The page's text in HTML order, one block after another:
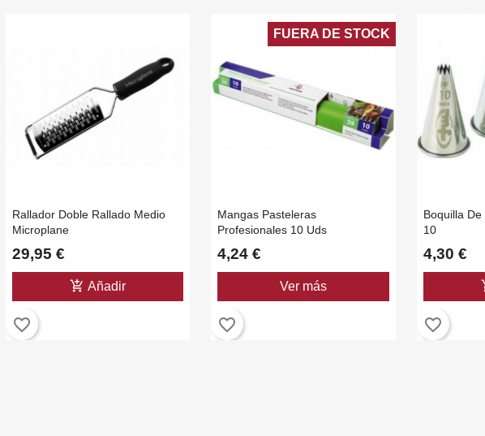
Rallador Doble Rallado Medio
Microplane
29,95 €
add_shopping_cart Añadir
favorite_border
Mangas Pasteleras
Profesionales 10 Uds
4,24 €
Ver más
FUERA DE STOCK
favorite_border
Boquilla
10
4,30 €
favorite_border